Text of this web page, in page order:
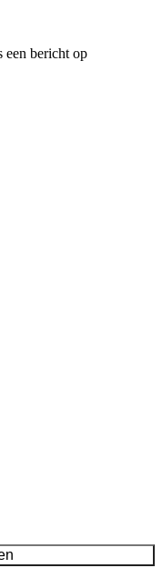
een bericht op